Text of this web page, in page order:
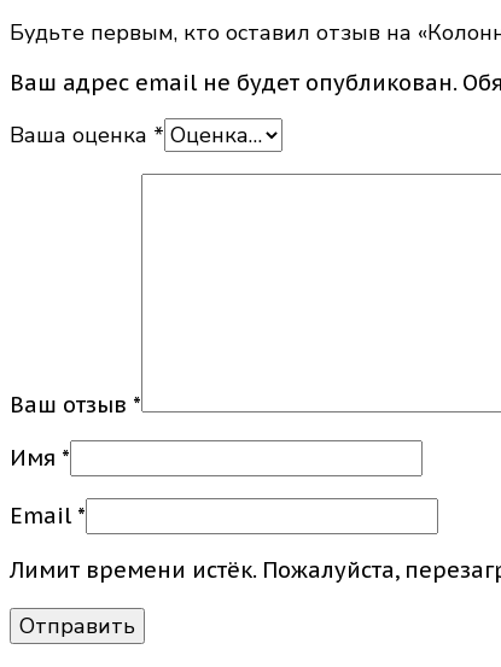
Будьте первым, кто оставил отзыв на
Ваш адрес email не будет опубликован.
Ваша оценка *
Ваш отзыв *
Имя *
Email *
Лимит времени истёк. Пожалуйста,